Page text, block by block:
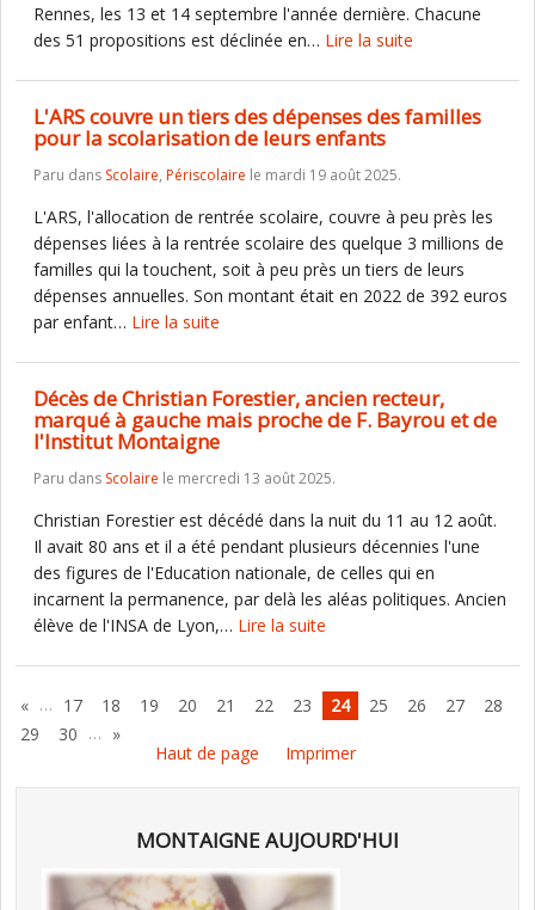
Rennes, les 13 et 14 septembre l'année dernière. Chacune
des 51 propositions est déclinée en… Lire la suite
L'ARS couvre un tiers des dépenses des familles
pour la scolarisation de leurs enfants
Paru dans Scolaire, Périscolaire le mardi 19 août 2025.
L'ARS, l'allocation de rentrée scolaire, couvre à peu près les
dépenses liées à la rentrée scolaire des quelque 3 millions de
familles qui la touchent, soit à peu près un tiers de leurs
dépenses annuelles. Son montant était en 2022 de 392 euros
par enfant… Lire la suite
Décès de Christian Forestier, ancien recteur,
marqué à gauche mais proche de F. Bayrou et de
l'Institut Montaigne
Paru dans Scolaire le mercredi 13 août 2025.
Christian Forestier est décédé dans la nuit du 11 au 12 août.
Il avait 80 ans et il a été pendant plusieurs décennies l'une
des figures de l'Education nationale, de celles qui en
incarnent la permanence, par delà les aléas politiques. Ancien
élève de l'INSA de Lyon,… Lire la suite
« … 17 18 19 20 21 22 23 24 25 26 27
28
29
30 … »
Haut de page
Imprimer
MONTAIGNE AUJOURD'HUI